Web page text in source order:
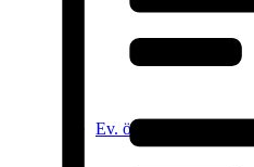
Ev. öffentliche Bücherei